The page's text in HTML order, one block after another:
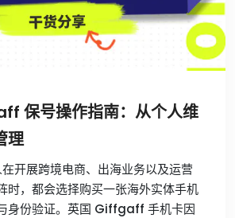
保号操作指南：从个人维
理
开展跨境电商、出海业务以及运营
时，都会选择购买一张海外实体手机
身份验证。英国 Giffgaff 手机卡因